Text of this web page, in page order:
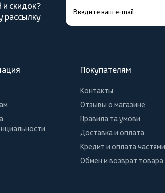
и скидок?
рассылку
Покупателям
Контакты
Отзывы о магазине
Правила та умови
Доставка и оплата
Кредит и оплата частями
Обмен и возврат товара